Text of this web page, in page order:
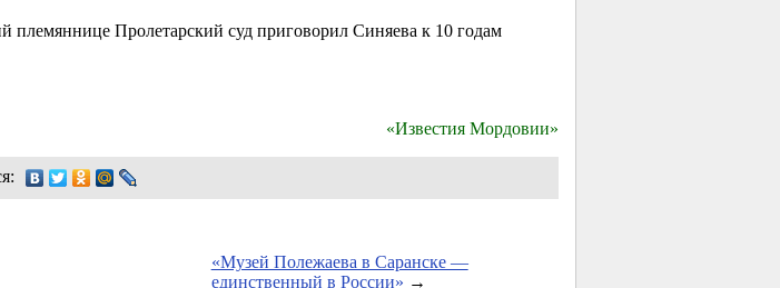
племяннице Пролетарский суд приговорил Синяева к 10 годам
«Известия Мордовии»
«Музей Полежаева в Саранске —
единственный в России» →